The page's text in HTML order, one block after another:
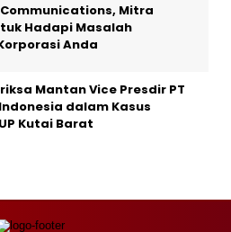
Mitra
Hadapi Masalah
Anda
Mantan Vice Presdir PT
dalam Kasus
Kutai Barat